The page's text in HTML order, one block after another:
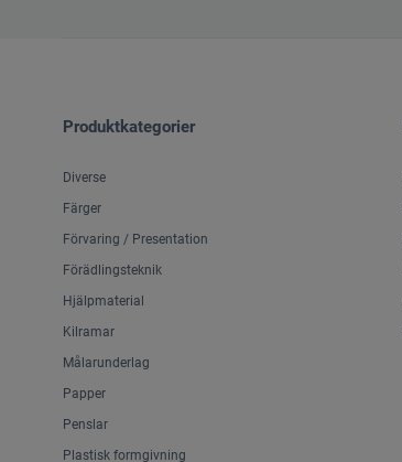
Produktkategorier
Diverse
Färger
Förvaring / Presentation
Förädlingsteknik
Hjälpmaterial
Kilramar
Målarunderlag
Papper
Penslar
Plastisk formgivning